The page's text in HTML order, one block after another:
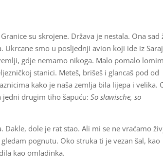
su skrojene. Država je nestala. Ona sad
Ukrcane smo u posljednji avion koji ide iz
gdje nemamo nikoga. Malo pomalo
stanici. Meteš, brišeš i glancaš pod od
kako je naša zemlja bila lijepa i velika.
jedni drugim tiho šapuću:So slawische, so
Dakle, dole je rat stao. Ali mi se ne vraćamo
pognutu. Oko struka ti je vezan šal, kao
kao omladinka.